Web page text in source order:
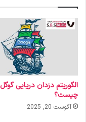
الگوریتم دزدان دریایی گوگل
چیست؟
آگوست 20, 2025